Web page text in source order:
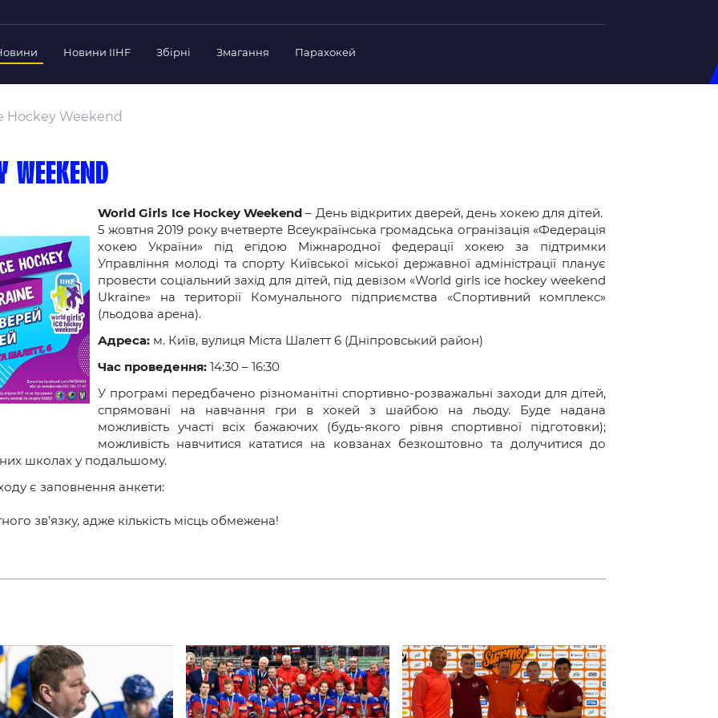
Федерації
Діяльність
документи
Федерації
Новини IIHF Збірні
Україна U-18
Склад Збірної
Тренерський Штаб
Календар Матчів
Україна (ж)
Склад Збірної
Тренерський Штаб
Календар Матчів
Змагання Парахокей
Hockey Weekend
World Girls Ice Hockey Weekend – День відкритих дверей, день хокею для дітей.
5 жовтня 2019 року вчетверте Всеукраїнська громадська огранізація «Федерація
хокею України» під егідою Міжнародної федерації хокею за підтримки
Управління молоді та спорту Київської міської державної адміністрації планує
провести соціальний захід для дітей, під девізом «World girls ice hockey weekend
Ukraine» на території Комунального підприємства «Спортивний комплекс»
(льодова арена).
Адреса: м. Київ, вулиця Міста Шалетт 6 (Дніпровський район)
Час проведення: 14:30 – 16:30
У програмі передбачено різноманітні спортивно-розважальні заходи для дітей,
спрямовані на навчання гри в хокей з шайбою на льоду. Буде надана
можливість участі всіх бажаючих (будь-якого рівня спортивної підготовки);
можливість навчитися кататися на ковзанах безкоштовно та долучитися до
школах у подальшому.
є заповнення анкети:
зв’язку, адже кількість місць обмежена!